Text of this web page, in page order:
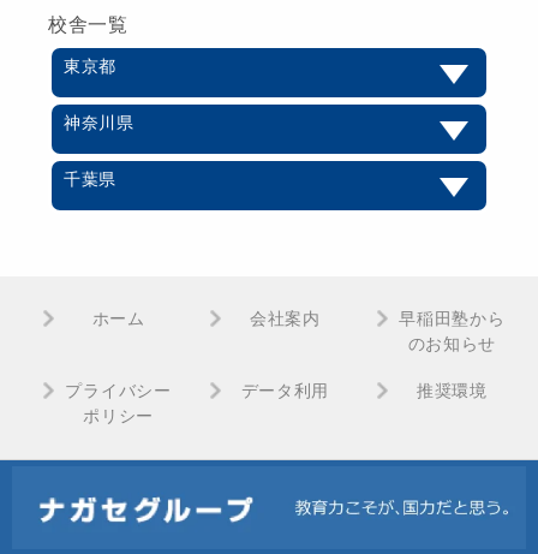
校舎一覧
東京都
神奈川県
千葉県
ホーム 会社案内
早稲田塾から
のお知らせ
プライバシー
ポリシー
データ利用 推奨環境